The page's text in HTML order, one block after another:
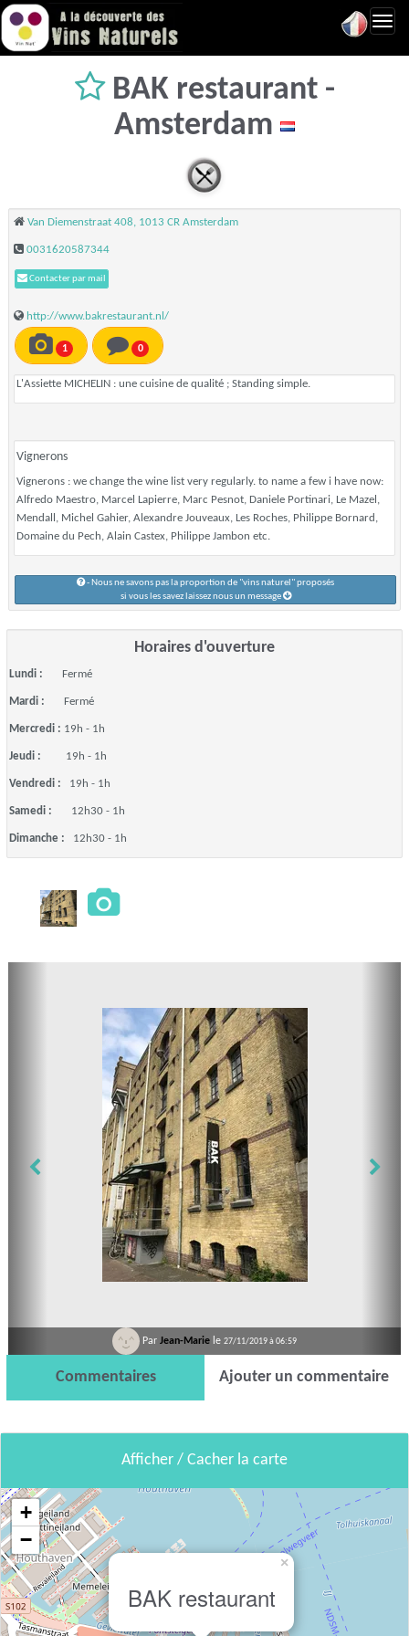
BAK restaurant -
Amsterdam
Van Diemenstraat 408, 1013 CR Amsterdam
0031620587344
Contacter par mail
http://www.bakrestaurant.nl/
1 0
L'Assiette MICHELIN : une cuisine de qualité ; Standing simple.
Vignerons
Vignerons : we change the wine list very regularly. to name a few i have now:
Alfredo Maestro, Marcel Lapierre, Marc Pesnot, Daniele Portinari, Le Mazel,
Mendall, Michel Gahier, Alexandre Jouveaux, Les Roches, Philippe Bornard,
Domaine du Pech, Alain Castex, Philippe Jambon etc.
- Nous ne savons pas la proportion de "vins naturel" proposés
si vous les savez laissez nous un message
Horaires d'ouverture
Lundi : Fermé
Mardi : Fermé
Mercredi : 19h - 1h
Jeudi : 19h - 1h
Vendredi : 19h - 1h
Samedi : 12h30 - 1h
Dimanche : 12h30 - 1h
Par Jean-Marie le 27/11/2019 à 06:59
Commentaires Ajouter un commentaire
Afficher / Cacher la carte
BAK restaurant
×
+
−